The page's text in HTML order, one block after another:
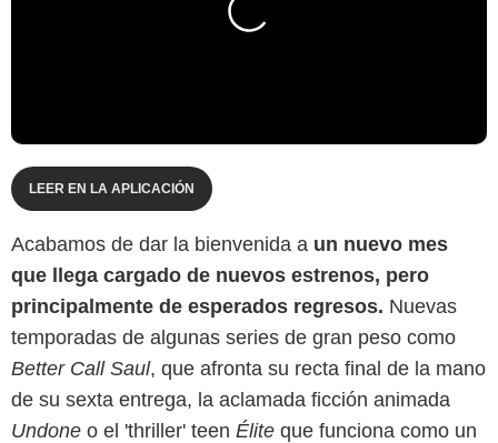
LEER EN LA APLICACIÓN
Acabamos de dar la bienvenida a un nuevo mes
que llega cargado de nuevos estrenos, pero
principalmente de esperados regresos. Nuevas
temporadas de algunas series de gran peso como
Better Call Saul, que afronta su recta final de la mano
de su sexta entrega, la aclamada ficción animada
Undone o el 'thriller' teen Élite que funciona como un